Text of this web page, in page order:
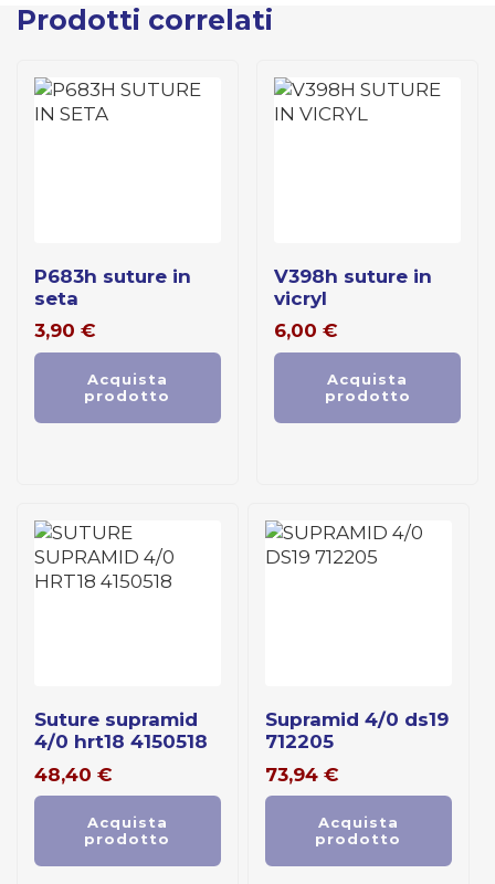
Prodotti correlati
p683h suture in
seta
3,90 €
Acquista
prodotto
v398h suture in
vicryl
6,00 €
Acquista
prodotto
suture supramid
4/0 hrt18 4150518
48,40 €
Acquista
prodotto
supramid 4/0 ds19
712205
73,94 €
Acquista
prodotto